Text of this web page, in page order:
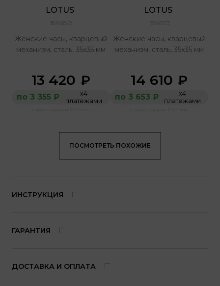
LOTUS
18968/2
Женские часы, кварцевый
механизм, сталь, 35x35 мм
13 420 ₽
по 3 355 ₽
х4
платежами
LOTUS
18967/3
Женские часы, кварцевый
механизм, сталь, 35x35 мм
14 610 ₽
по 3 653 ₽
х4
платежами
ПОСМОТРЕТЬ ПОХОЖИЕ
ИНСТРУКЦИЯ
ГАРАНТИЯ
ДОСТАВКА И ОПЛАТА